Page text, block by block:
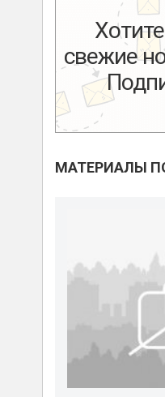
свежие
МАТЕРИАЛЫ ПО